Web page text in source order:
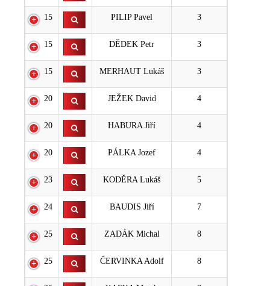
15 PILIP Pavel 3
15 DĚDEK Petr 3
15 MERHAUT Lukáš 3
20 JEŽEK David 4
20 HABURA Jiří 4
20 PÁLKA Jozef 4
23 KODĚRA Lukáš 5
24 BAUDIS Jiří 7
25 ZADÁK Michal 8
25 ČERVINKA Adolf 8